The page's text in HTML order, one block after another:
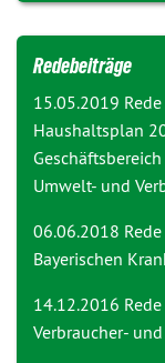
Redebeiträge
15.05.2019 Rede
Haushaltsplan
Umwelt- und
06.06.2018
Bayerischen
14.12.2016
Verbraucher-